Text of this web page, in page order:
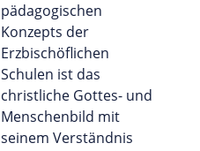
pädagogischen
Konzepts der
Erzbischöflichen
Schulen ist das
christliche Gottes- und
Menschenbild mit
seinem Verständnis